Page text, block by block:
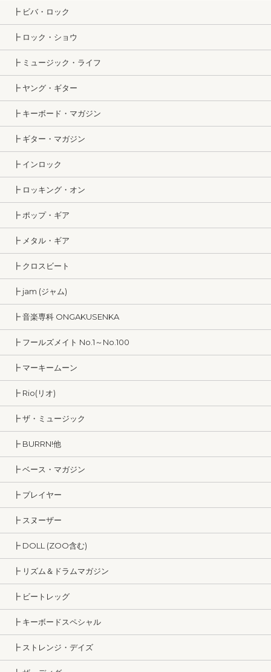
┣ ビバ・ロック
┣ ロック・ショウ
┣ ミュージック・ライフ
┣ ヤング・ギター
┣ キーボード・マガジン
┣ ギター・マガジン
┣ インロック
┣ ロッキング・オン
┣ ポップ・ギア
┣ メタル・ギア
┣ クロスビート
┣ jam (ジャム)
┣ 音楽専科 ONGAKUSENKA
┣ フールズメイト No.1～No.100
┣ マーキームーン
┣ Rio(リオ)
┣ ザ・ミュージック
┣ BURRN!他
┣ ベース・マガジン
┣ プレイヤー
┣ スヌーザー
┣ DOLL (ZOO含む)
┣ リズム＆ドラムマガジン
┣ ビートレッグ
┣ キーボードスペシャル
┣ ストレンジ・デイズ